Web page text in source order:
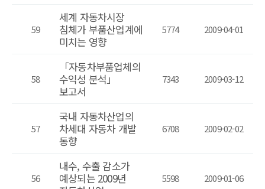
59
세계 자동차시장
침체가 부품산업계에
미치는 영향
5774 2009-04-01
58
「자동차부품업체의
수익성 분석」
보고서
7343 2009-03-12
57
국내 자동차산업의
차세대 자동차 개발
동향
6708 2009-02-02
56
내수, 수출 감소가
예상되는 2009년
5598 2009-01-06